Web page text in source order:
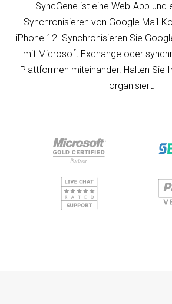
SyncGene ist eine Web-App und
Synchronisieren von Google Mail-
iPhone 12. Synchronisieren Sie
mit Microsoft Exchange oder
Plattformen miteinander. Halten Sie
organisiert.